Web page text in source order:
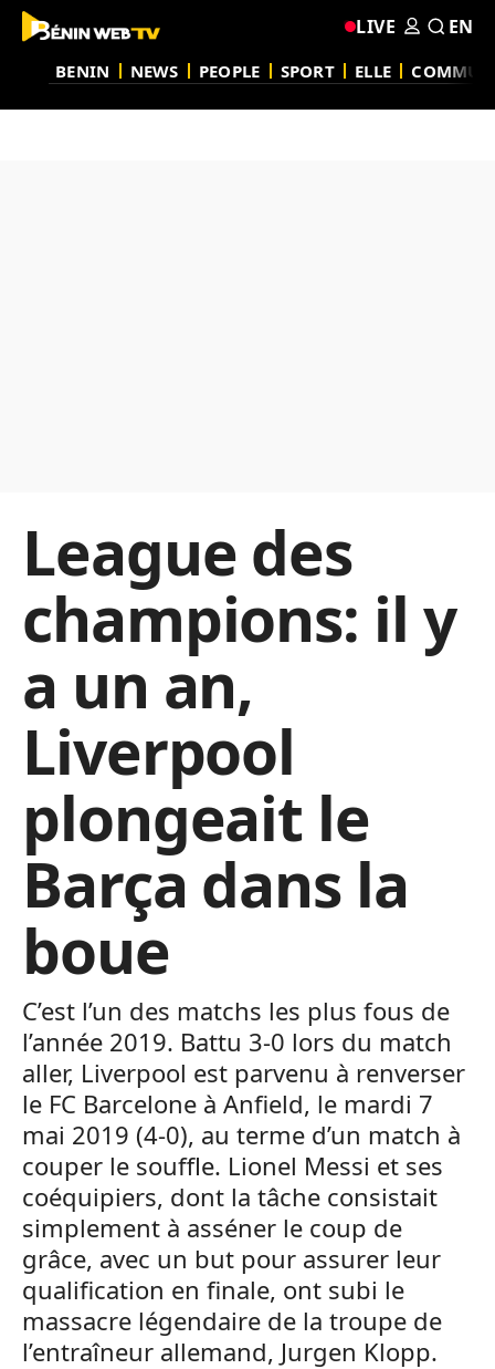
BENIN NEWS PEOPLE SPORT ELLE
LIVE EN
League des
champions: il y
a un an,
Liverpool
plongeait le
Barça dans la
boue
C’est l’un des matchs les plus fous de
l’année 2019. Battu 3-0 lors du match
aller, Liverpool est parvenu à renverser
le FC Barcelone à Anfield, le mardi 7
mai 2019 (4-0), au terme d’un match à
couper le souffle. Lionel Messi et ses
coéquipiers, dont la tâche consistait
simplement à asséner le coup de
grâce, avec un but pour assurer leur
qualification en finale, ont subi le
massacre légendaire de la troupe de
l’entraîneur allemand, Jurgen Klopp.